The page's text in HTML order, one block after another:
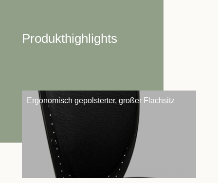
Produkthighlights
Ergonomisch gepolsterter, großer Flachsitz